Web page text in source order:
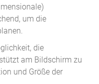
um die
die
am Bildschirm zu
und Größe der